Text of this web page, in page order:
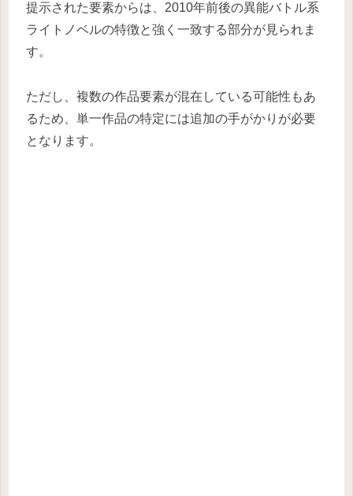
提示された要素からは、2010年前後の異能バトル系
ライトノベルの特徴と強く一致する部分が見られま
す。
ただし、複数の作品要素が混在している可能性もあ
るため、単一作品の特定には追加の手がかりが必要
となります。